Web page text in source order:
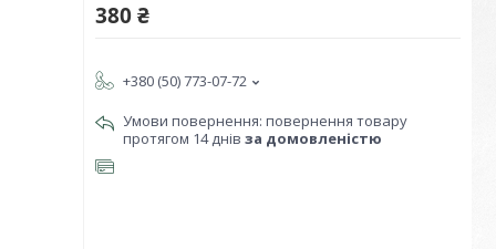
380 ₴
+380 (50) 773-07-72
повернення товару
протягом 14 днів за домовленістю